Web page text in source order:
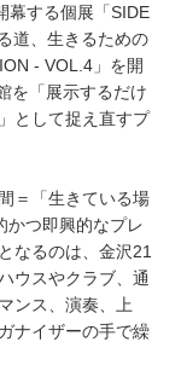
幕する個展「SIDE
道、生きるための
- VOL.4」を開
を「展示するだけ
として捉え直すプ
＝「生きている場
かつ即興的なプレ
なるのは、金沢21
ウスやクラブ、通
ンス、演奏、上
ナイザーの手で繰